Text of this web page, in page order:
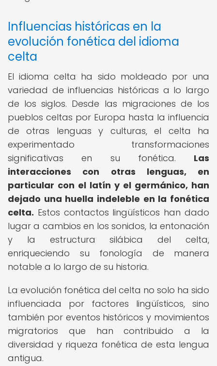
Influencias históricas en la
evolución fonética del idioma
celta
El idioma celta ha sido moldeado por una
variedad de influencias históricas a lo largo
de los siglos. Desde las migraciones de los
pueblos celtas por Europa hasta la influencia
de otras lenguas y culturas, el celta ha
experimentado transformaciones
significativas en su fonética. Las
interacciones con otras lenguas, en
particular con el latín y el germánico, han
dejado una huella indeleble en la fonética
celta. Estos contactos lingüísticos han dado
lugar a cambios en los sonidos, la entonación
y la estructura silábica del celta,
enriqueciendo su fonología de manera
notable a lo largo de su historia.
La evolución fonética del celta no solo ha sido
influenciada por factores lingüísticos, sino
también por eventos históricos y movimientos
migratorios que han contribuido a la
diversidad y riqueza fonética de esta lengua
antigua.